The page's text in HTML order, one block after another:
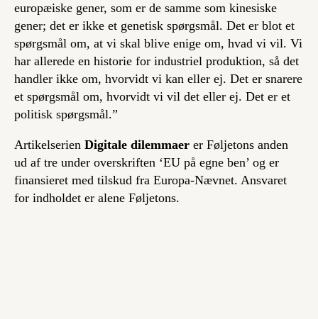
europæiske gener, som er de samme som kinesiske
gener; det er ikke et genetisk spørgsmål. Det er blot et
spørgsmål om, at vi skal blive enige om, hvad vi vil. Vi
har allerede en historie for industriel produktion, så det
handler ikke om, hvorvidt vi kan eller ej. Det er snarere
et spørgsmål om, hvorvidt vi vil det eller ej. Det er et
politisk spørgsmål.”
Artikelserien Digitale dilemmaer er Føljetons anden
ud af tre under overskriften ‘EU på egne ben’ og er
finansieret med tilskud fra Europa-Nævnet. Ansvaret
for indholdet er alene Føljetons.